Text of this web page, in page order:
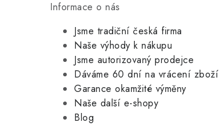
Informace o nás
Jsme tradiční česká firma
Naše výhody k nákupu
Jsme autorizovaný prodejce
Dáváme 60 dní na vrácení zboží
Garance okamžité výměny
Naše další e-shopy
Blog